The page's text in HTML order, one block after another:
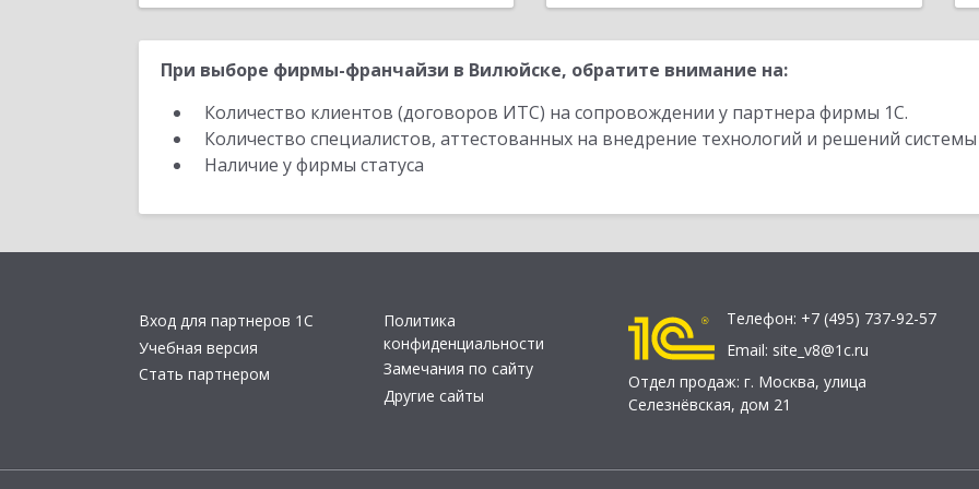
При выборе фирмы-франчайзи в Вилюйске, обратите внимание на:
Количество клиентов (договоров ИТС) на сопровождении у партнера фирмы 1С.
Количество специалистов, аттестованных на внедрение технологий и решений
Наличие у фирмы статуса
Вход для партнеров 1С
Учебная версия
Стать партнером
Политика
конфиденциальности
Замечания по сайту
Другие сайты
Телефон: +7 (495) 737-92-57
Email: site_v8@1c.ru
Отдел продаж: г. Москва, улица
Селезнёвская, дом 21